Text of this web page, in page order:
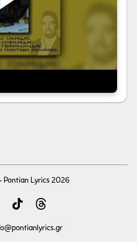
- Pontian Lyrics 2026
@pontianlyrics.gr